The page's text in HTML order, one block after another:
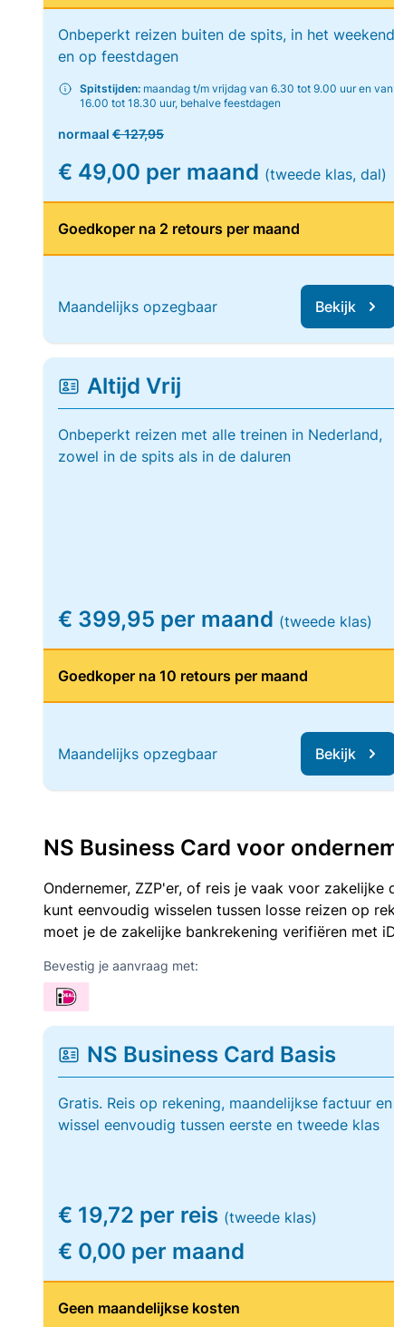
Onbeperkt reizen buiten de spits, in het weekend
en op feestdagen
Spitstijden: maandag t/m vrijdag van 6.30 tot 9.00 uur en van
16.00 tot 18.30 uur, behalve feestdagen
normaal € 127,95
€ 49,00 per maand (tweede klas, dal)
Goedkoper na 2 retours per maand
Maandelijks opzegbaar Bekijk
Altijd Vrij
Onbeperkt reizen met alle treinen in Nederland,
zowel in de spits als in de daluren
€ 399,95 per maand (tweede klas)
Goedkoper na 10 retours per maand
Maandelijks opzegbaar Bekijk
NS Business Card voor
Ondernemer, ZZP'er, of reis je vaak voor
kunt eenvoudig wisselen tussen losse reizen op
moet je de zakelijke bankrekening verifiëren met
Bevestig je aanvraag met:
NS Business Card Basis
Gratis. Reis op rekening, maandelijkse factuur en
wissel eenvoudig tussen eerste en tweede klas
€ 19,72 per reis (tweede klas)
€ 0,00 per maand
Geen maandelijkse kosten